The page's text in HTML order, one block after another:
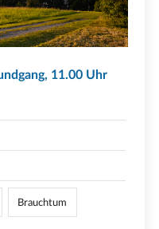
11.00 Uhr
Brauchtum